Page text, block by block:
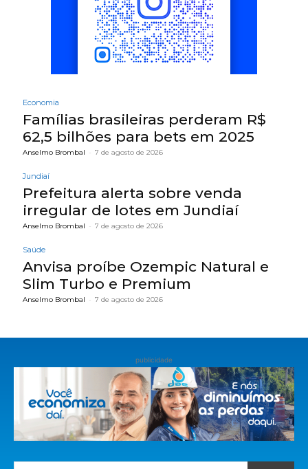
Economia
Famílias brasileiras perderam R$
62,5 bilhões para bets em 2025
Anselmo Brombal - 7 de agosto de 2026
Jundiaí
Prefeitura alerta sobre venda
irregular de lotes em Jundiaí
Anselmo Brombal - 7 de agosto de 2026
Saúde
Anvisa proíbe Ozempic Natural e
Slim Turbo e Premium
Anselmo Brombal - 7 de agosto de 2026
publicidade